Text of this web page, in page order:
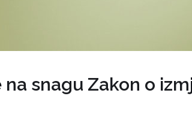
na snagu Zakon o